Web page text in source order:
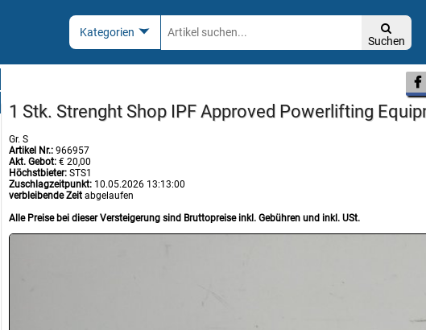

Suchen

1 Stk. Strenght Shop IPF Approved Powerlifting
Gr. S
Artikel Nr.: 966957
Akt. Gebot: € 20,00
Höchstbieter: STS1
Zuschlagzeitpunkt: 10.05.2026 13:13:00
verbleibende Zeit abgelaufen
Alle Preise bei dieser Versteigerung sind Bruttopreise inkl. Gebühren und inkl. USt.